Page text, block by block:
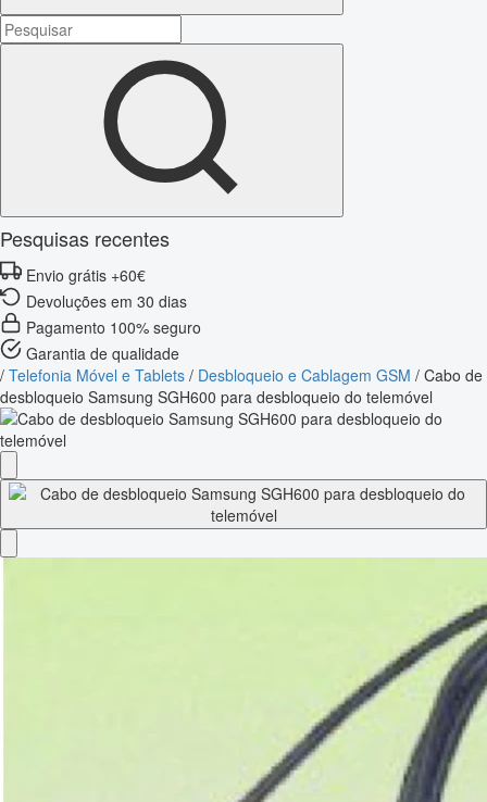
Pesquisas recentes
Envio grátis +60€
Devoluções em 30 dias
Pagamento 100% seguro
Garantia de qualidade
/ Telefonia Móvel e Tablets / Desbloqueio e Cablagem GSM / Cabo de
desbloqueio Samsung SGH600 para desbloqueio do telemóvel